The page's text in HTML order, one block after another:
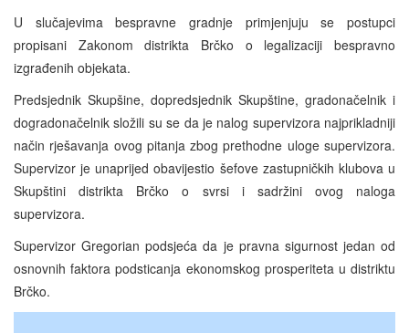
U slučajevima bespravne gradnje primjenjuju se postupci
propisani Zakonom distrikta Brčko o legalizaciji bespravno
izgrađenih objekata.
Predsjednik Skupšine, dopredsjednik Skupštine, gradonačelnik i
dogradonačelnik složili su se da je nalog supervizora najprikladniji
način rješavanja ovog pitanja zbog prethodne uloge supervizora.
Supervizor je unaprijed obavijestio šefove zastupničkih klubova u
Skupštini distrikta Brčko o svrsi i sadržini ovog naloga
supervizora.
Supervizor Gregorian podsjeća da je pravna sigurnost jedan od
osnovnih faktora podsticanja ekonomskog prosperiteta u distriktu
Brčko.